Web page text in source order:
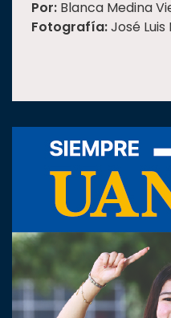
Por: Blanca Medina
Fotografía:José